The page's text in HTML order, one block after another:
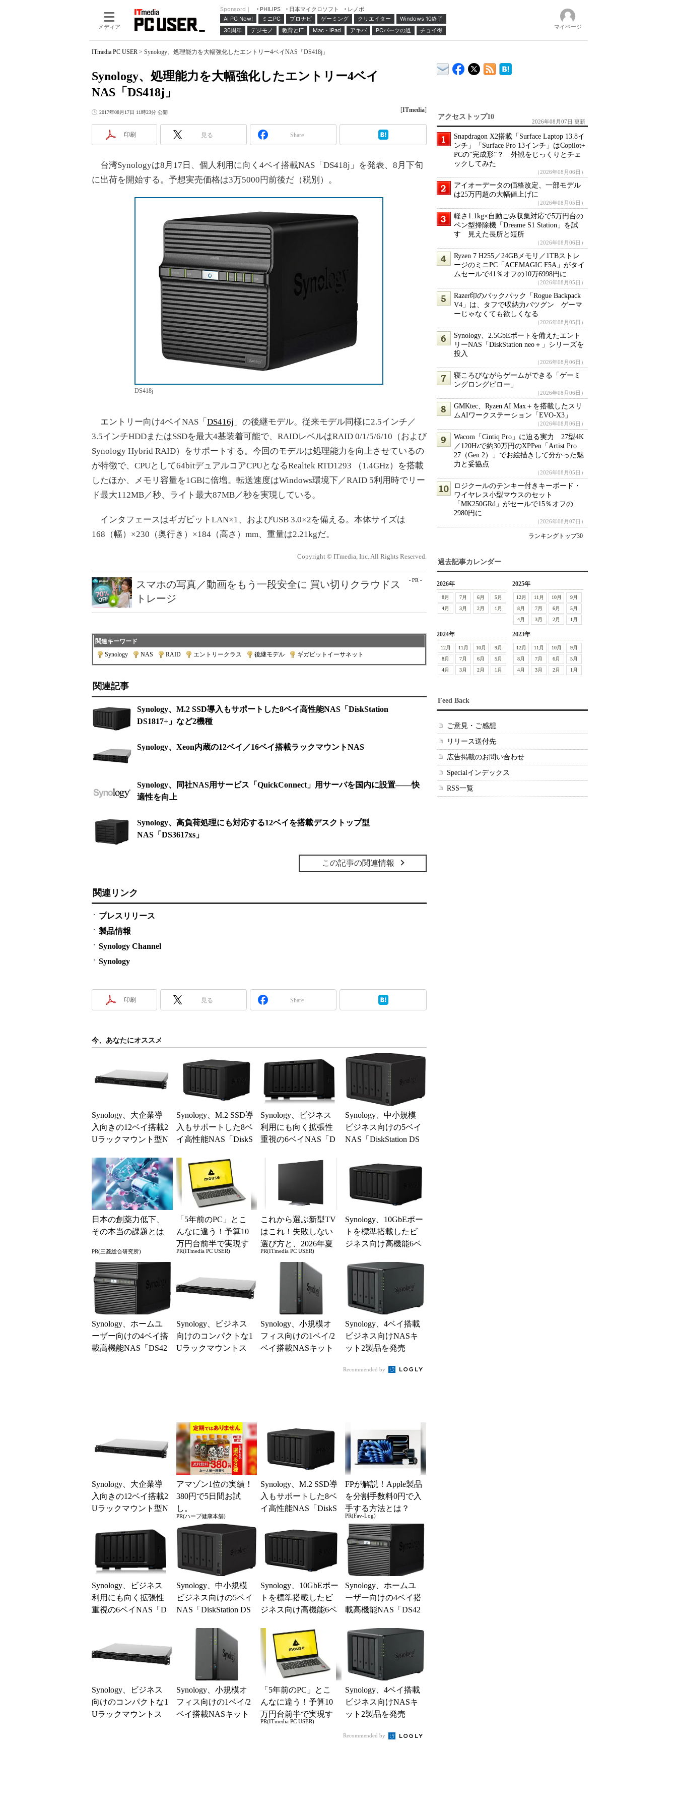
メディア
Sponsord｜ PHILIPS 日本マイクロソフト
レノボ
AI PC Now!
ミニPC プロナビ ゲーミング クリエイター
Windows 10終了
30周年
デジモノ 教育とIT Mac・iPad アキバ PCパーツの道 チョイ得 マイページ
ITmedia PC USER > Synology、処理能力を大幅強化したエントリー4ベイNAS「DS418j」
Synology、処理能力を大幅強化したエントリー4ベイ
NAS「DS418j」
2017年08月17日 11時23分 公開 [ITmedia]
印刷 見る Share
台湾Synologyは8月17日、個人利用に向く4ベイ搭載NAS「DS418j」を発表、8月下旬
に出荷を開始する。予想実売価格は3万5000円前後だ（税別）。
DS418j
エントリー向け4ベイNAS「 DS416j 」の後継モデル。従来モデル同様に2.5インチ／
3.5インチHDDまたはSSDを最大4基装着可能で、RAIDレベルはRAID 0/1/5/6/10（および
Synology Hybrid RAID）をサポートする。今回のモデルは処理能力を向上させているの
が特徴で、CPUとして64bitデュアルコアCPUとなるRealtek RTD1293 （1.4GHz）を搭載
したほか、メモリ容量を1GBに倍増。転送速度はWindows環境下／RAID 5利用時でリー
ド最大112MB／秒、ライト最大87MB／秒を実現している。
インタフェースはギガビットLAN×1、およびUSB 3.0×2を備える。本体サイズは
168（幅）×230（奥行き）×184（高さ）mm、重量は2.21kgだ。
Copyright © ITmedia, Inc. All Rights Reserved.
- PR -
スマホの写真／動画をもう一段安全に 買い切りクラウドス
トレージ
関連キーワード
Synology
NAS RAID エントリークラス 後継モデル ギガビットイーサネット
関連記事
Synology、M.2 SSD導入もサポートした8ベイ高性能NAS「DiskStation
DS1817+」など2機種
Synology、Xeon内蔵の12ベイ／16ベイ搭載ラックマウントNAS
Synology、同社NAS用サービス「QuickConnect」用サーバを国内に設置――快
適性を向上
Synology、高負荷処理にも対応する12ベイを搭載デスクトップ型
NAS「DS3617xs」
この記事の関連情報
関連リンク
プレスリリース
製品情報
Synology Channel
Synology
印刷 見る Share
今、あなたにオススメ
Synology、大企業導
入向きの12ベイ搭載2
Uラックマウント型N
Synology、M.2 SSD導
入もサポートした8ベ
イ高性能NAS「DiskS
Synology、ビジネス
利用にも向く拡張性
重視の6ベイNAS「D
Synology、中小規模
ビジネス向けの5ベイ
NAS「DiskStation DS
日本の創薬力低下、
その本当の課題とは
PR(三菱総合研究所)
「5年前のPC」とこ
んなに違う！予算10
万円台前半で実現す
る快適PCライフ
PR(ITmedia PC USER)
これから選ぶ新型TV
はこれ！失敗しない
選び方と、2026年夏
の一押しモデル
PR(ITmedia PC USER)
Synology、10GbEポー
トを標準搭載したビ
ジネス向け高機能6ベ
Synology、ホームユ
ーザー向けの4ベイ搭
載高機能NAS「DS42
Synology、ビジネス
向けのコンパクトな1
Uラックマウントス
Synology、小規模オ
フィス向けの1ベイ/2
ベイ搭載NASキット
Synology、4ベイ搭載
ビジネス向けNASキ
ット2製品を発売
Recommended by
Synology、大企業導
入向きの12ベイ搭載2
Uラックマウント型N
アマゾン1位の実績！
380円で5日間お試
し。
PR(ハーブ健康本舗)
Synology、M.2 SSD導
入もサポートした8ベ
イ高性能NAS「DiskS
FPが解説！Apple製品
を分割手数料0円で入
手する方法とは？
PR(Fav-Log)
Synology、ビジネス
利用にも向く拡張性
重視の6ベイNAS「D
Synology、中小規模
ビジネス向けの5ベイ
NAS「DiskStation DS
Synology、10GbEポー
トを標準搭載したビ
ジネス向け高機能6ベ
Synology、ホームユ
ーザー向けの4ベイ搭
載高機能NAS「DS42
Synology、ビジネス
向けのコンパクトな1
Uラックマウントス
Synology、小規模オ
フィス向けの1ベイ/2
ベイ搭載NASキット
「5年前のPC」とこ
んなに違う！予算10
万円台前半で実現す
る快適PCライフ
PR(ITmedia PC USER)
Synology、4ベイ搭載
ビジネス向けNASキ
ット2製品を発売
Recommended by
アクセストップ10
2026年08月07日 更新
Snapdragon X2搭載「Surface Laptop 13.8イ
ンチ」「Surface Pro 13インチ」はCopilot+
PCの“完成形”？ 外観をじっくりとチェ
ックしてみた
（2026年08月06日）
アイオーデータの価格改定、一部モデル
は25万円超の大幅値上げに
（2026年08月05日）
軽さ1.1kg×自動ごみ収集対応で5万円台の
ペン型掃除機「Dreame S1 Station」を試
す 見えた長所と短所
（2026年08月06日）
Ryzen 7 H255／24GBメモリ／1TBストレ
ージのミニPC「ACEMAGIC F5A」がタイ
ムセールで41％オフの10万6998円に
（2026年08月05日）
Razer印のバックパック「Rogue Backpack
V4」は、タフで収納力バツグン ゲーマ
ーじゃなくても欲しくなる
（2026年08月05日）
Synology、2.5GbEポートを備えたエント
リーNAS「DiskStation neo＋」シリーズを
投入
（2026年08月06日）
寝ころびながらゲームができる「ゲーミ
ングロングピロー」
（2026年08月06日）
GMKtec、Ryzen AI Max＋を搭載したスリ
ムAIワークステーション「EVO-X3」
（2026年08月06日）
Wacom「Cintiq Pro」に迫る実力 27型4K
／120Hzで約30万円のXPPen「Artist Pro
27（Gen 2）」でお絵描きして分かった魅
力と妥協点
（2026年08月05日）
ロジクールのテンキー付きキーボード・
ワイヤレス小型マウスのセット
「MK250GRd」がセールで15％オフの
2980円に
（2026年08月07日）
ランキングトップ30
過去記事カレンダー
2026年
8月 7月 6月
5月
4月
3月 2月 1月
2025年
12月 11月 10月
9月
8月
7月 6月
5月
4月
3月 2月 1月
2024年
12月 11月 10月
9月
8月
7月 6月
5月
4月
3月 2月 1月
2023年
12月 11月 10月
9月
8月
7月 6月
5月
4月
3月 2月 1月
Feed Back
ご意見・ご感想
リリース送付先
広告掲載のお問い合わせ
Specialインデックス
RSS一覧